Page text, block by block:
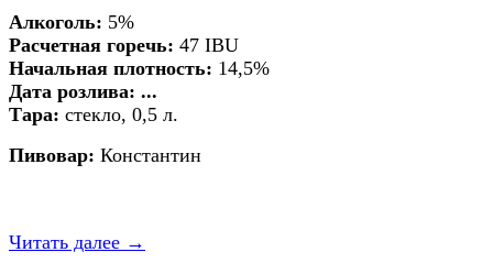
Алкоголь: 5%
Расчетная горечь: 47 IBU
Начальная плотность: 14,5%
Дата розлива: ...
Тара: стекло, 0,5 л.
Пивовар: Константин
Читать далее →